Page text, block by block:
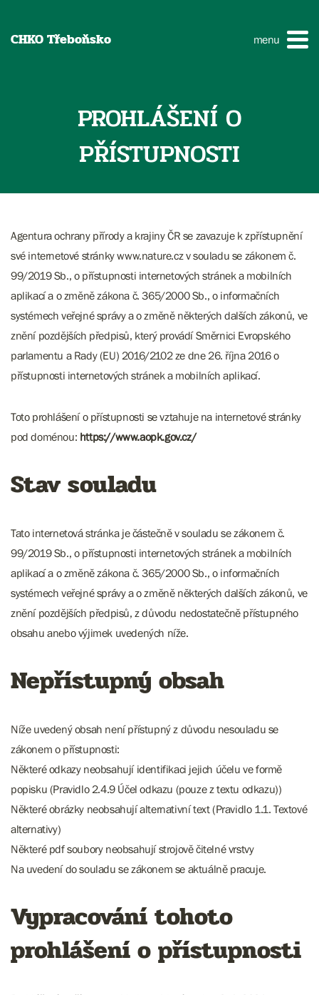
CHKO Třeboňsko menu
PROHLÁŠENÍ O
PŘÍSTUPNOSTI
Agentura ochrany přírody a krajiny ČR se zavazuje k zpřístupnění
své internetové stránky www.nature.cz v souladu se zákonem č.
99/2019 Sb., o přístupnosti internetových stránek a mobilních
aplikací a o změně zákona č. 365/2000 Sb., o informačních
systémech veřejné správy a o změně některých dalších zákonů, ve
znění pozdějších předpisů, který provádí Směrnici Evropského
parlamentu a Rady (EU) 2016/2102 ze dne 26. října 2016 o
přístupnosti internetových stránek a mobilních aplikací.
Toto prohlášení o přístupnosti se vztahuje na internetové stránky
pod doménou: https://www.aopk.gov.cz/
Stav souladu
Tato internetová stránka je částečně v souladu se zákonem č.
99/2019 Sb., o přístupnosti internetových stránek a mobilních
aplikací a o změně zákona č. 365/2000 Sb., o informačních
systémech veřejné správy a o změně některých dalších zákonů, ve
znění pozdějších předpisů, z důvodu nedostatečně přístupného
obsahu anebo výjimek uvedených níže.
Nepřístupný obsah
Níže uvedený obsah není přístupný z důvodu nesouladu se
zákonem o přístupnosti:
Některé odkazy neobsahují identifikaci jejich účelu ve formě
popisku (Pravidlo 2.4.9 Účel odkazu (pouze z textu odkazu))
Některé obrázky neobsahují alternativní text (Pravidlo 1.1. Textové
alternativy)
Některé pdf soubory neobsahují strojově čitelné vrstvy
Na uvedení do souladu se zákonem se aktuálně pracuje.
Vypracování tohoto
prohlášení o přístupnosti